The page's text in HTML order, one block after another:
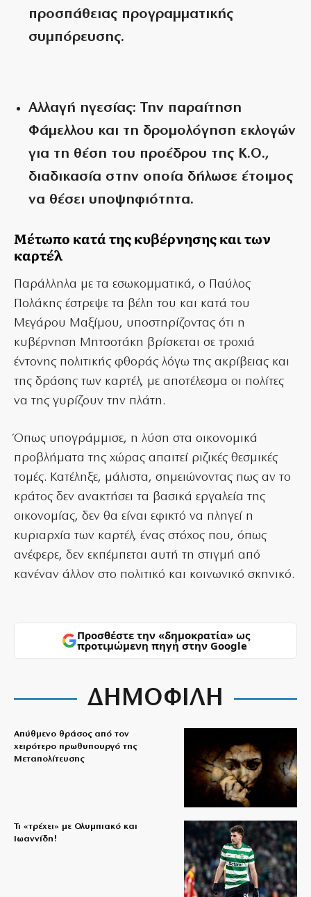
προσπάθειας προγραμματικής
συμπόρευσης.
Αλλαγή ηγεσίας: Την παραίτηση
Φάμελλου και τη δρομολόγηση εκλογών
για τη θέση του προέδρου της Κ.Ο.,
διαδικασία στην οποία δήλωσε έτοιμος
να θέσει υποψηφιότητα.
Μέτωπο κατά της κυβέρνησης και των
καρτέλ
Παράλληλα με τα εσωκομματικά, ο Παύλος
Πολάκης έστρεψε τα βέλη του και κατά του
Μεγάρου Μαξίμου, υποστηρίζοντας ότι η
κυβέρνηση Μητσοτάκη βρίσκεται σε τροχιά
έντονης πολιτικής φθοράς λόγω της ακρίβειας και
της δράσης των καρτέλ, με αποτέλεσμα οι πολίτες
να της γυρίζουν την πλάτη.
Όπως υπογράμμισε, η λύση στα οικονομικά
προβλήματα της χώρας απαιτεί ριζικές θεσμικές
τομές. Κατέληξε, μάλιστα, σημειώνοντας πως αν το
κράτος δεν ανακτήσει τα βασικά εργαλεία της
οικονομίας, δεν θα είναι εφικτό να πληγεί η
κυριαρχία των καρτέλ, ένας στόχος που, όπως
ανέφερε, δεν εκπέμπεται αυτή τη στιγμή από
κανέναν άλλον στο πολιτικό και κοινωνικό σκηνικό.
Προσθέστε την «δημοκρατία» ως
προτιμώμενη πηγή στην Google
ΔΗΜΟΦΙΛΗ
Απύθμενο θράσος από τον
χειρότερο πρωθυπουργό της
Μεταπολίτευσης
Τι «τρέχει» με Ολυμπιακό και
Ιωαννίδη!